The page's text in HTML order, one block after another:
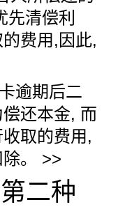
清偿利
费用,因此,
逾期后二
还本金, 而
取的费用,
。 >>
二种